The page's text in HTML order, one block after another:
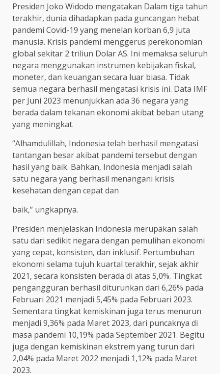
Presiden Joko Widodo mengatakan Dalam tiga tahun
terakhir, dunia dihadapkan pada guncangan hebat
pandemi Covid-19 yang menelan korban 6,9 juta
manusia. Krisis pandemi menggerus perekonomian
global sekitar 2 triliun Dolar AS. Ini memaksa seluruh
negara menggunakan instrumen kebijakan fiskal,
moneter, dan keuangan secara luar biasa. Tidak
semua negara berhasil mengatasi krisis ini. Data IMF
per Juni 2023 menunjukkan ada 36 negara yang
berada dalam tekanan ekonomi akibat beban utang
yang meningkat.
“Alhamdulillah, Indonesia telah berhasil mengatasi
tantangan besar akibat pandemi tersebut dengan
hasil yang baik. Bahkan, Indonesia menjadi salah
satu negara yang berhasil menangani krisis
kesehatan dengan cepat dan
baik,” ungkapnya.
Presiden menjelaskan Indonesia merupakan salah
satu dari sedikit negara dengan pemulihan ekonomi
yang cepat, konsisten, dan inklusif. Pertumbuhan
ekonomi selama tujuh kuartal terakhir, sejak akhir
2021, secara konsisten berada di atas 5,0%. Tingkat
pengangguran berhasil diturunkan dari 6,26% pada
Februari 2021 menjadi 5,45% pada Februari 2023.
Sementara tingkat kemiskinan juga terus menurun
menjadi 9,36% pada Maret 2023, dari puncaknya di
masa pandemi 10,19% pada September 2021. Begitu
juga dengan kemiskinan ekstrem yang turun dari
2,04% pada Maret 2022 menjadi 1,12% pada Maret
2023.